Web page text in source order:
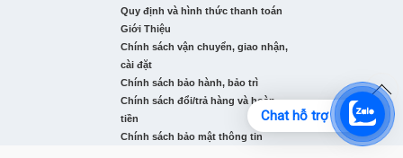
Quy định và hình thức thanh toán
Giới Thiệu
Chính sách vận chuyển, giao nhận,
cài đặt
Chính sách bảo hành, bảo trì
Chính sách đổi/trả hàng và hoàn
tiền
Chính sách bảo mật thông tin
Chat hỗ trợ